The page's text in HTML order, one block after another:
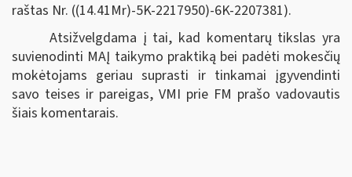
raštas Nr. ((14.41Mr)-5K-2217950)-6K-2207381).
Atsižvelgdama į tai, kad komentarų tikslas yra
suvienodinti MAĮ taikymo praktiką bei padėti mokesčių
mokėtojams geriau suprasti ir tinkamai įgyvendinti
savo teises ir pareigas, VMI prie FM prašo vadovautis
šiais komentarais.